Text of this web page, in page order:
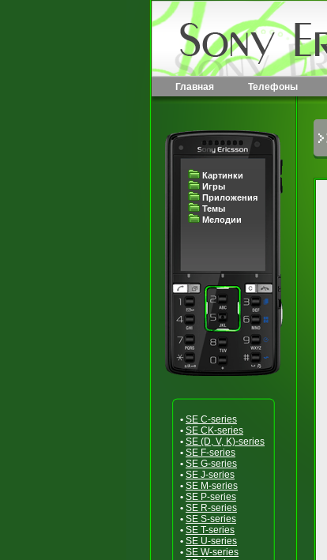
Главная Телефоны
Картинки
Игры
Приложения
Темы
Мелодии
• SE C-series
• SE CK-series
• SE (D, V, K)-series
• SE F-series
• SE G-series
• SE J-series
• SE M-series
• SE P-series
• SE R-series
• SE S-series
• SE T-series
• SE U-series
• SE W-series